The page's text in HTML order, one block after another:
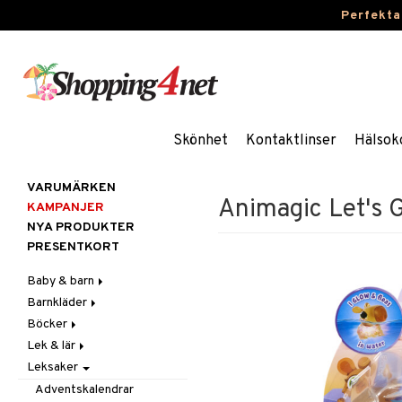
Skönhet Kontaktlinser
Animagic Let's
VARUMÄRKEN
KAMPANJER
NYA PRODUKTER
PRESENTKORT
Baby & barn
Accessoarer
För håret
Hattar & Mössor
Övrigt
Plånböcker
Aktivitet
Babygym
Babysitters
Bit & Skallra
Äta
Barnservis
Haklappar
Badrockar & Handdukar
Barnvagnstillbehör
Barnkläder
Accessoarer
Kepsar & Solhattar
Badkläder & UV-kläder
Klänningar
Nederdelar
Böcker
Dagböcker
Läs & Lär
Målarböcker
Lek & lär
Experiment
Inlärningsspel
Leksaker
Adventskalendrar